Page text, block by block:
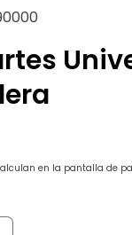
en la pantalla de